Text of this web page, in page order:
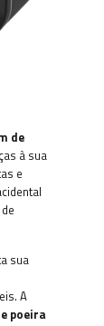
de
à sua
e
sua
A
poeira